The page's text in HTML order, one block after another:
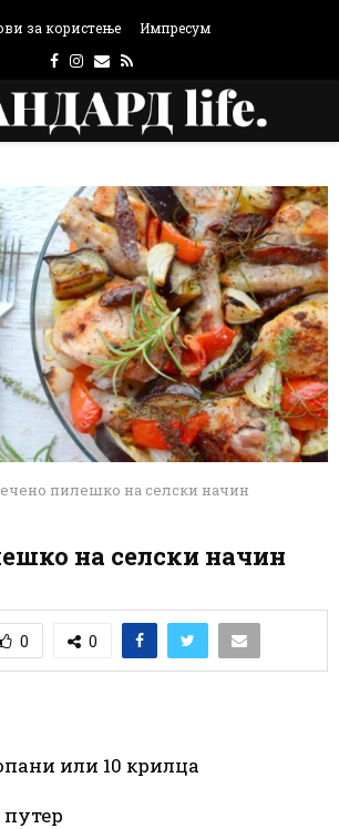
за користење Импресум
Facebook
Instagram
Email
Rss
пилешко на селски начин
на селски начин
0 0
или 10 крилца
путер